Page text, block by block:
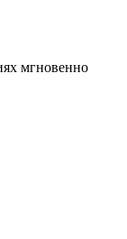
мгновенно